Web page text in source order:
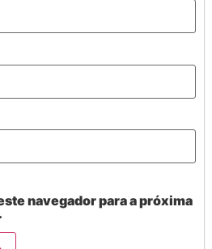
navegador para a próxima